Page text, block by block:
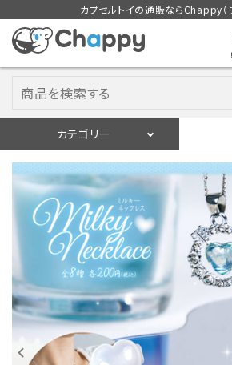
カプセルトイの通販ならChappy（
カテゴリー
ログイン 会員
入荷スケジュールをチェック
カプセルトイマシン本体
カプセルトイ
販促用空カプセル